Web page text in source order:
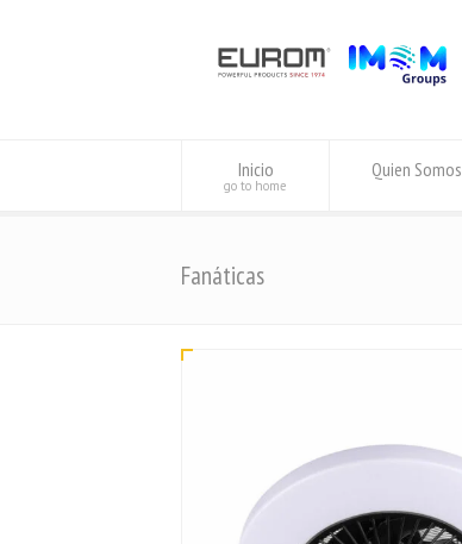
Inicio
go to home
Quien Somos
Fanáticas